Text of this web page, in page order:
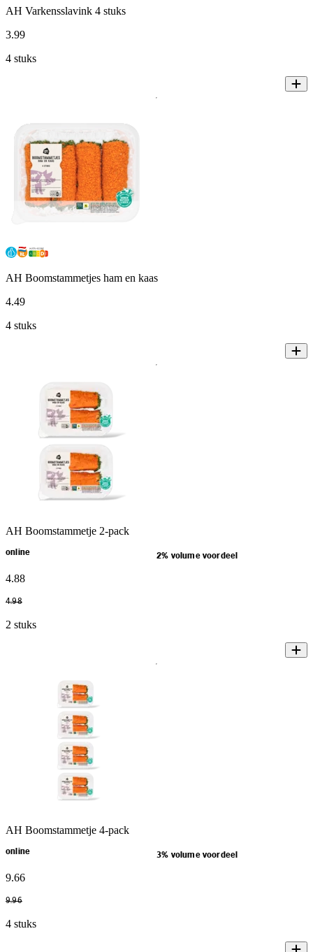
AH Varkensslavink 4 stuks
3.99
4 stuks
AH Boomstammetjes ham en kaas
4.49
4 stuks
AH Boomstammetje 2-pack
online 2% volume voordeel
4.88
4.98
2 stuks
AH Boomstammetje 4-pack
online 3% volume voordeel
9.66
9.96
4 stuks